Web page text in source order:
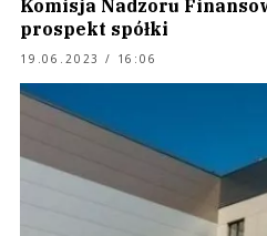
Komisja Nadzoru
prospekt spółki
19.06.2023 / 16:06